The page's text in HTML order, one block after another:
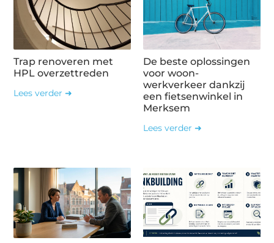
Trap renoveren met
HPL overzettreden
Lees verder ➜
De beste oplossingen
voor woon-
werkverkeer dankzij
een fietsenwinkel in
Merksem
Lees verder ➜